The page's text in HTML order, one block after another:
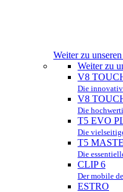
Weiter zu
Weiter zu
V8
Die
V8
Die
T5 EVO
Die
T5
Die
CLIP 6
Der mobile
ESTRO